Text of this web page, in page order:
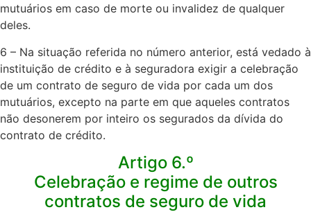
mutuários em caso de morte ou invalidez de qualquer
deles.​
6 – Na situação referida no número anterior, está vedado à
instituição de crédito e à seguradora exigir a celebração
de um contrato de seguro de vida por cada um dos
mutuários, excepto na parte em que aqueles contratos
não desonerem por inteiro os segurados da dívida do
contrato de crédito.​
Artigo 6.º
Celebração e regime de outros
contratos de seguro de vida